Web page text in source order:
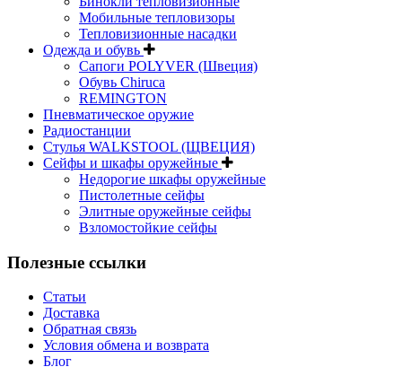
Мобильные тепловизоры
Тепловизионные насадки
Одежда и обувь
Сапоги POLYVER (Швеция)
Обувь Chiruca
REMINGTON
Пневматическое оружие
Радиостанции
Стулья WALKSTOOL (ЩВЕЦИЯ)
Сейфы и шкафы оружейные
Недорогие шкафы оружейные
Пистолетные сейфы
Элитные оружейные сейфы
Взломостойкие сейфы
Полезные ссылки
Статьи
Доставка
Обратная связь
Условия обмена и возврата
Блог